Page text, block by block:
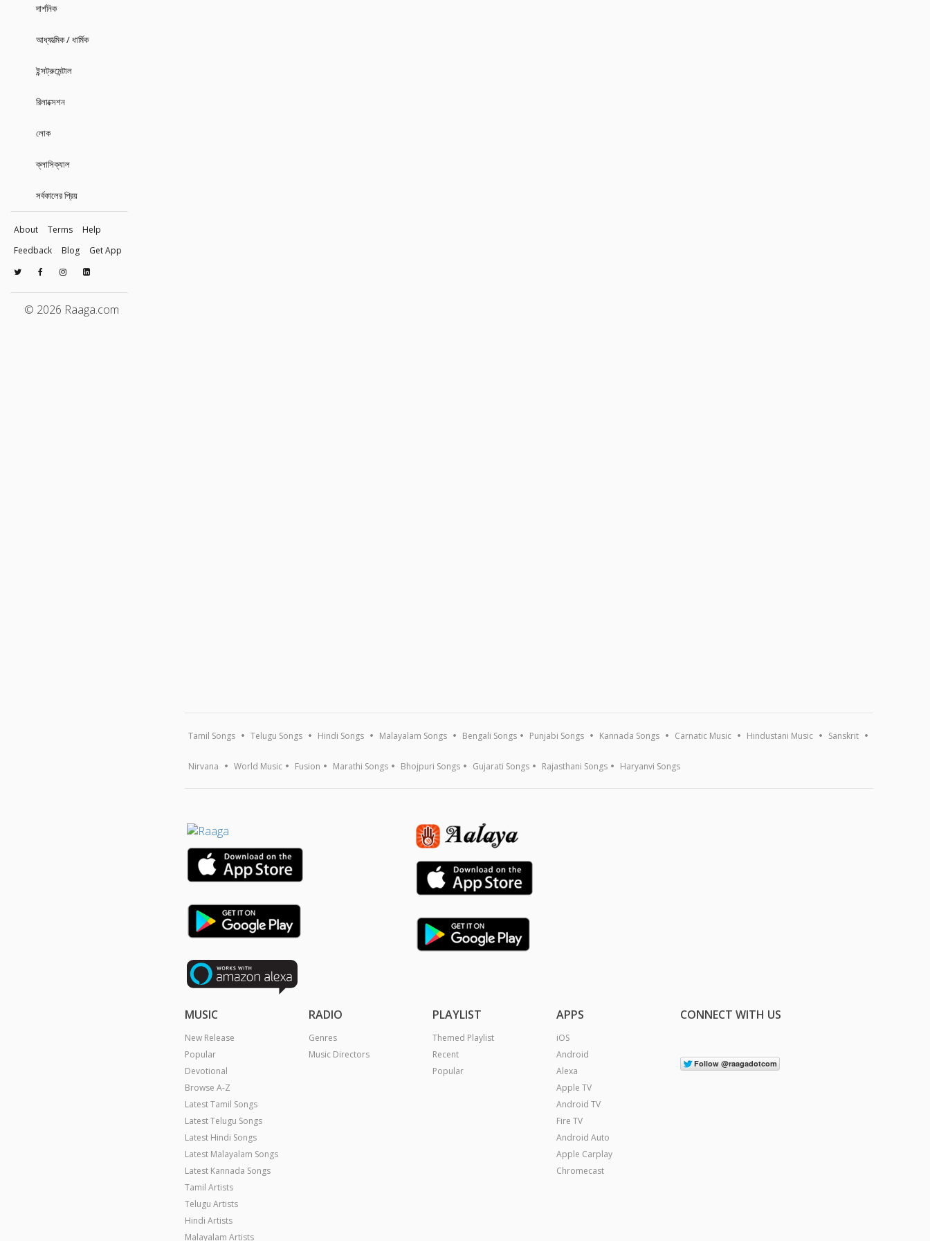
দার্শনিক
আধ্যাত্মিক / ধার্মিক
ইন্সট্রুমেন্টাল
রিলাক্সেশন
লোক
ক্লাসিক্যাল
সর্বকালের প্রিয়
About Terms
Help
Feedback
Blog Get App
© 2026 Raaga.com
Tamil Songs Telugu Songs Hindi Songs Malayalam Songs Bengali Songs Punjabi Songs Kannada Songs Carnatic Music Hindustani Music Sanskrit
Nirvana World Music Fusion Marathi Songs Bhojpuri Songs Gujarati Songs Rajasthani Songs Haryanvi Songs
MUSIC
New Release
Popular
Devotional
Browse A-Z
Latest Tamil Songs
Latest Telugu Songs
Latest Hindi Songs
Latest Malayalam Songs
Latest Kannada Songs
Tamil Artists
Telugu Artists
Hindi Artists
Malayalam Artists
RADIO
Genres
Music Directors
PLAYLIST
Themed Playlist
Recent
Popular
APPS
iOS
Android
Alexa
Apple TV
Android TV
Fire TV
Android Auto
Apple Carplay
Chromecast
CONNECT WITH US